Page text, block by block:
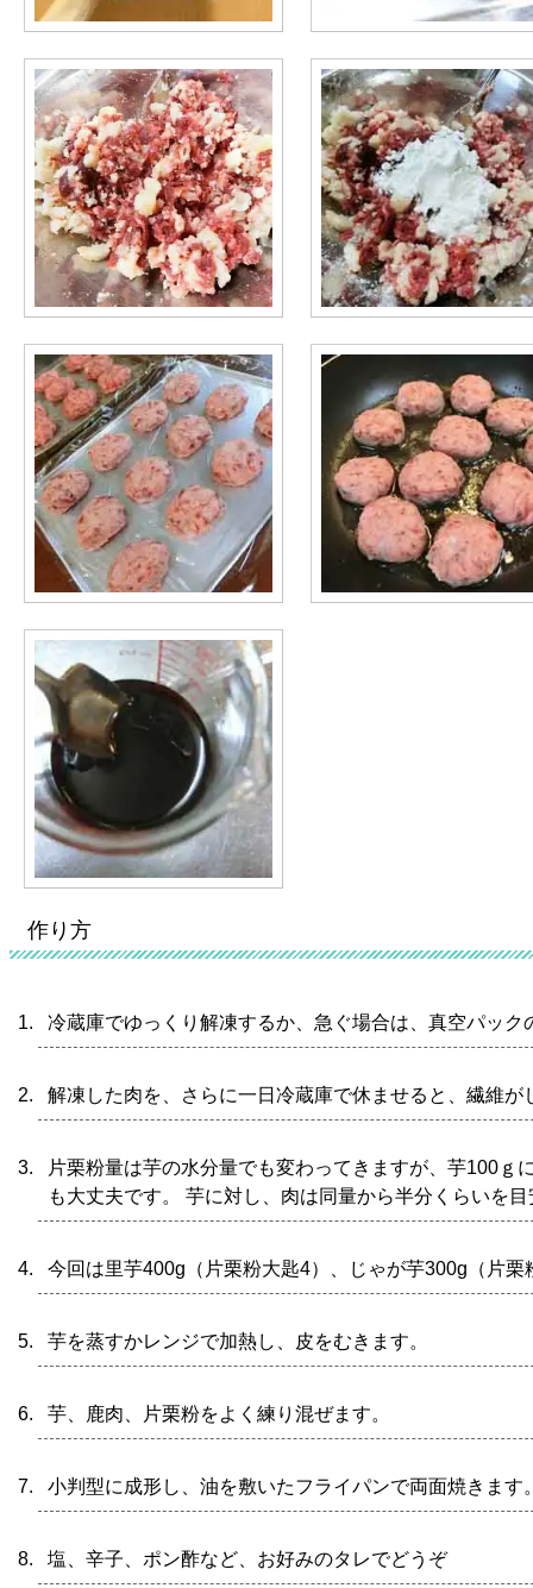
作り方
冷蔵庫でゆっくり解凍するか、急ぐ場合は、真空パッ
解凍した肉を、さらに一日冷蔵庫で休ませると、繊維
片栗粉量は芋の水分量でも変わってきますが、芋100
も大丈夫です。 芋に対し、肉は同量から半分くらいを
今回は里芋400g（片栗粉大匙4）、じゃが芋300g（片栗
芋を蒸すかレンジで加熱し、皮をむきます。
芋、鹿肉、片栗粉をよく練り混ぜます。
小判型に成形し、油を敷いたフライパンで両面焼きます
塩、辛子、ポン酢など、お好みのタレでどうぞ